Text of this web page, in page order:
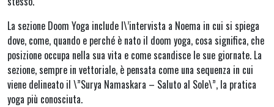
La sezione Doom Yoga include l\’intervista a Noema in cui si spiega
dove, come, quando e perché è nato il doom yoga, cosa significa, che
posizione occupa nella sua vita e come scandisce le sue giornate. La
sezione, sempre in vettoriale, è pensata come una sequenza in cui
viene delineato il \”Surya Namaskara – Saluto al Sole\”, la pratica
yoga più conosciuta.